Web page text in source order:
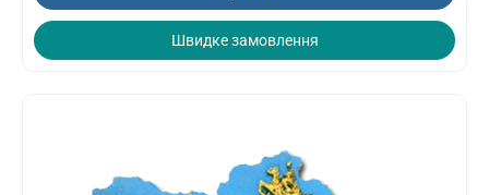
Швидке замовлення